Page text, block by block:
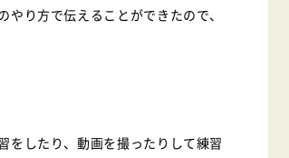
り方で伝えることができたので、
をしたり、動画を撮ったりして練習